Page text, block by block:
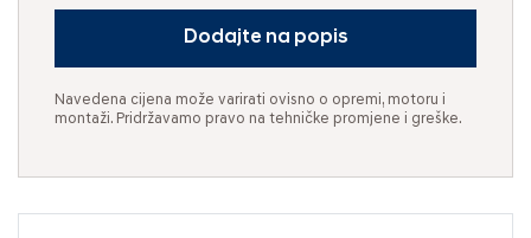
Dodajte na popis
Navedena cijena može varirati ovisno o opremi, motoru i
montaži. Pridržavamo pravo na tehničke promjene i greške.